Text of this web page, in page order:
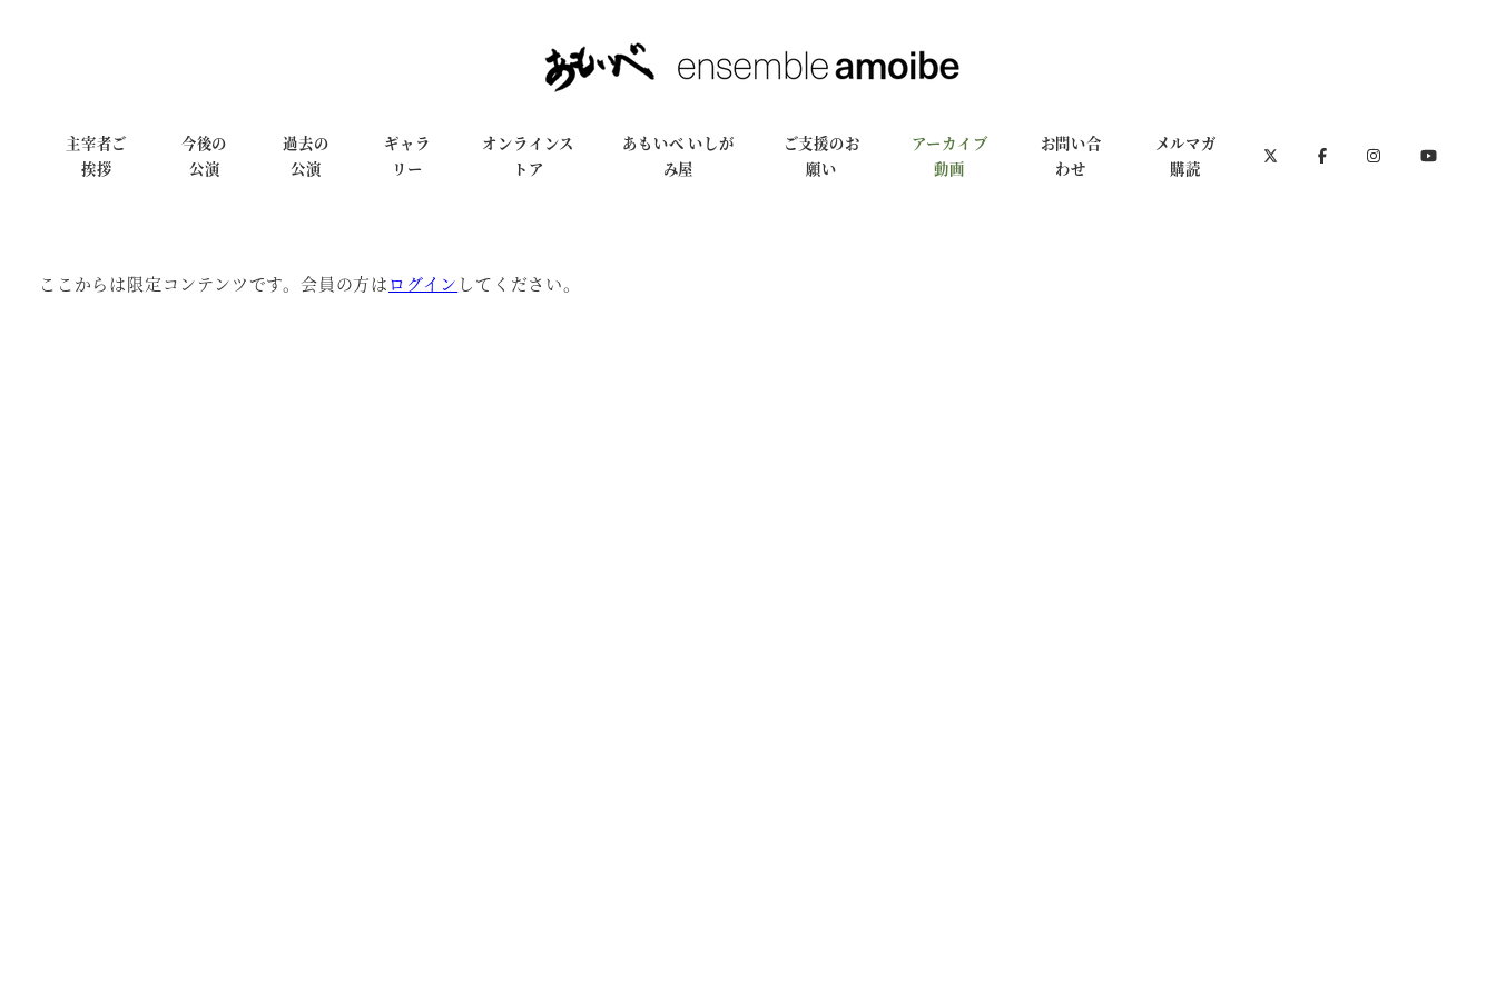
主宰者ご
挨拶
今後の
公演
過去の
公演
ギャラ
リー
オンラインス
トア
あもいべ いしが
み屋
ご支援のお
願い
アーカイブ
動画
お問い合
わせ
メルマガ
購読
ここからは限定コンテンツです。会員の方はログイン してください。